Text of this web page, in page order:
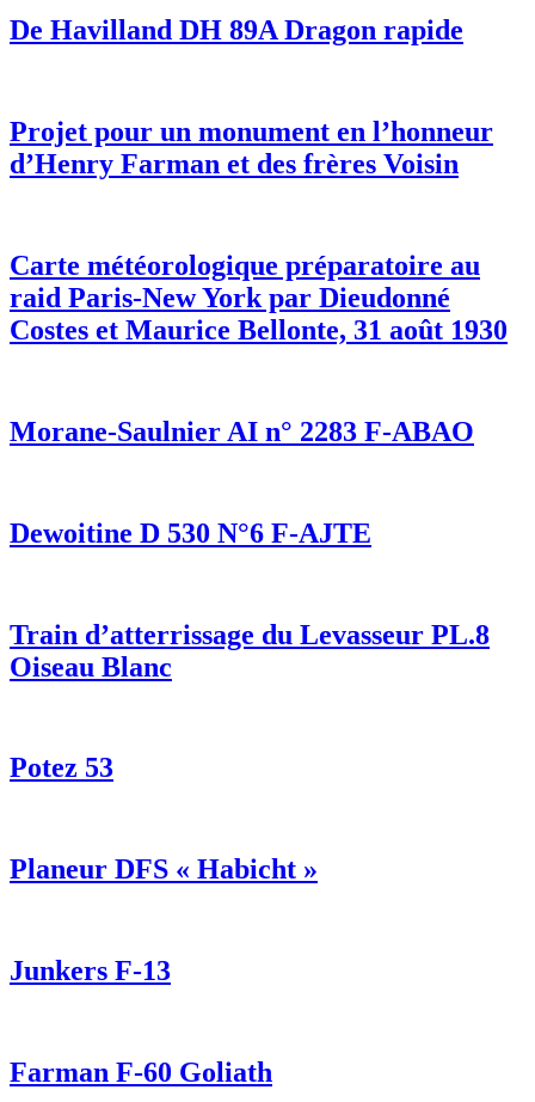
De Havilland DH 89A Dragon rapide
Projet pour un monument en l’honneur
d’Henry Farman et des frères Voisin
Carte météorologique préparatoire au
raid Paris-New York par Dieudonné
Costes et Maurice Bellonte, 31 août 1930
Morane-Saulnier AI n° 2283 F-ABAO
Dewoitine D 530 N°6 F-AJTE
Train d’atterrissage du Levasseur PL.8
Oiseau Blanc
Potez 53
Planeur DFS « Habicht »
Junkers F-13
Farman F-60 Goliath